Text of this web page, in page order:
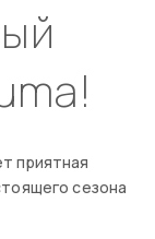
приятная
сезона